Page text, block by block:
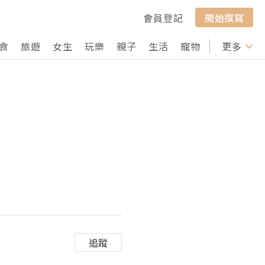
會員登記
開始撰寫
旅遊 女生 玩樂 親子 生活 寵物 行山 打卡
更多
追蹤